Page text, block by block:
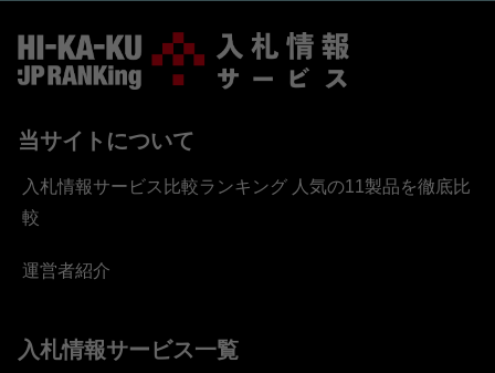
当サイトについて
入札情報サービス比較ランキング 人気の11製品を徹底比
較
運営者紹介
入札情報サービス一覧